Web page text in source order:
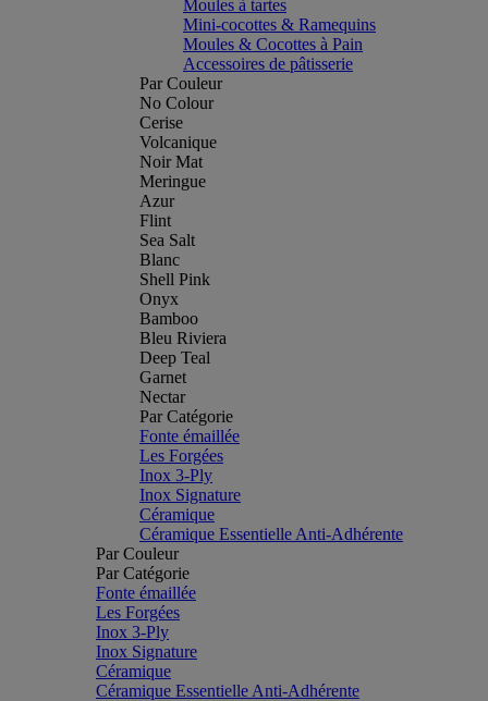
Moules à tartes
Mini-cocottes & Ramequins
Moules & Cocottes à Pain
Accessoires de pâtisserie
Par Couleur
No Colour
Cerise
Volcanique
Noir Mat
Meringue
Azur
Flint
Sea Salt
Blanc
Shell Pink
Onyx
Bamboo
Bleu Riviera
Deep Teal
Garnet
Nectar
Par Catégorie
Fonte émaillée
Les Forgées
Inox 3-Ply
Inox Signature
Céramique
Céramique Essentielle Anti-Adhérente
Par Couleur
Par Catégorie
Fonte émaillée
Les Forgées
Inox 3-Ply
Inox Signature
Céramique
Céramique Essentielle Anti-Adhérente